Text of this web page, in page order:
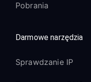
Pobrania
Darmowe narzędzia
Sprawdzanie IP